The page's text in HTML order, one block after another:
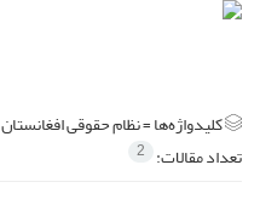
کلیدواژه‌ها =نظام حقوقی افغانستان
تعداد مقالات: 2